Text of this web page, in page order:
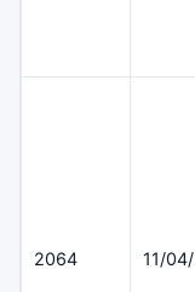
2064 11/